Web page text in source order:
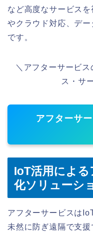
など高度なサービス
やクラウド対応、デ
です。
＼アフターサービ
ス・サ
アフターサ
IoT活用によ
化ソリューシ
アフターサービスは
未然に防ぎ遠隔で支援